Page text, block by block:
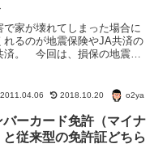
で家が壊れてしまった場合に
れるのが地震保険やJA共済の
済。 今回は、損保の地震保
のだが、この、損保の地震保
2011.04.06 2018.10.20 o2ya
バーカード免許（マイナ
従来型の免許証どちら